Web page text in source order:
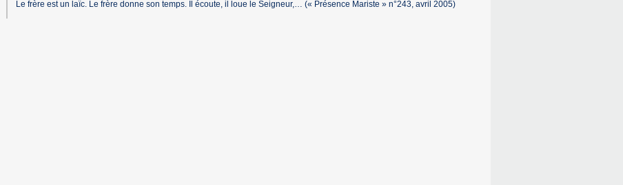
Le frère est un laïc. Le frère donne son temps. Il écoute, il loue le Seigneur,… (« Présence Mariste » n°243, avril 2005)